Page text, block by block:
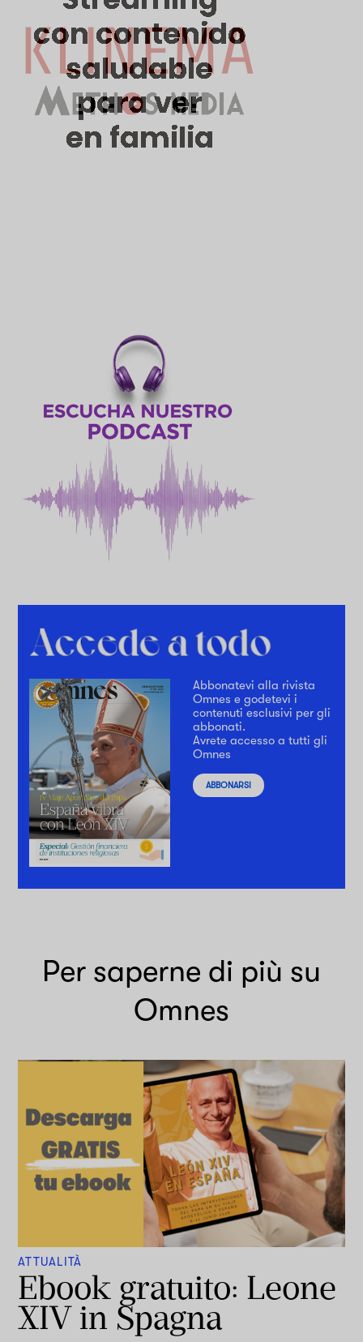
Abbonatevi alla rivista
Omnes e godetevi i
contenuti esclusivi per gli
abbonati.
Avrete accesso a tutti gli
Omnes
ABBONARSI
Per saperne di più su
Omnes
ATTUALITÀ
Ebook gratuito: Leone
XIV in Spagna